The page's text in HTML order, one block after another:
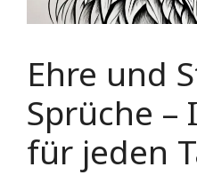
Ehre und
Sprüche –
für jeden